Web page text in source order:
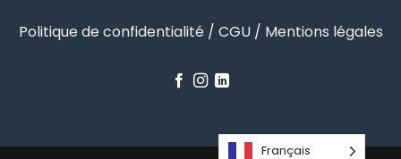
Politique de confidentialité / CGU / Mentions légales
Français